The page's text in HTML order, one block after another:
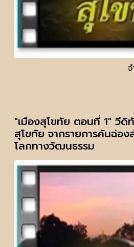
"เมืองสุโขทัย ตอนที่ 1" วีดิ
สุโขทัย จากรายการคันฉ่อ
โลกทางวัฒนธรรม